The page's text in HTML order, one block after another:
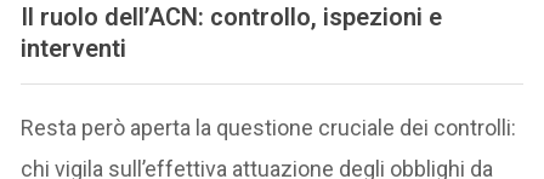
Il ruolo dell’ACN: controllo, ispezioni e
interventi
Resta però aperta la questione cruciale dei controlli:
chi vigila sull’effettiva attuazione degli obblighi da